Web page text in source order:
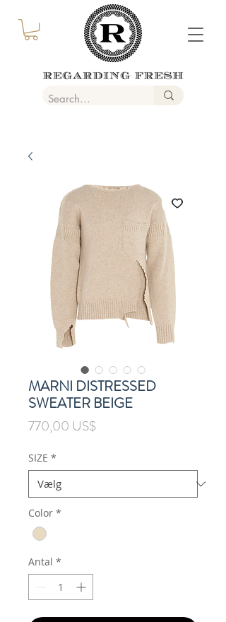
MARNI DISTRESSED
SWEATER BEIGE
770,00 US$Pris
SIZE *
Color *
Antal *